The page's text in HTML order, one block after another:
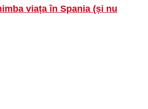
viața în Spania (și nu